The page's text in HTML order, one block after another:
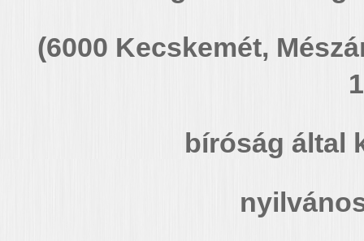
(6000 Kecskemét,
bíróság által